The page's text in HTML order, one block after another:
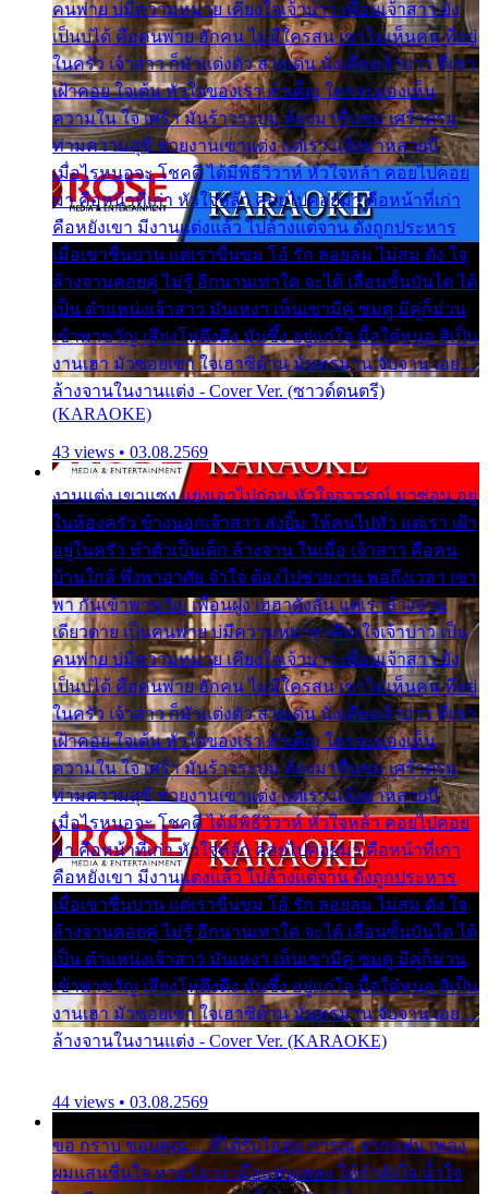
คนพ่าย บ่มีความหมาย เคียงใจเจ้าบ่าว เพื่อนเจ้าสาว ยัง
เป็นบ่ได้ คือคนพ่าย ฮักคน ไม่มีใครสน เขาไม่เห็นคน ที่อยู่
ในครัว เจ้าสาว ก็มัวแต่งตัว สวยเด่น นั่งเคียงเจ้าบ่าว ที่เขา
เฝ้าคอย ใจเต้น หัวใจของเรา ลำเค็ญ ใครจะมองเห็น
ความใน ใจ เศร้า มันร้าวระบม ต้องมาขื่นขม เศร้าตรม
ท่ามความสุขี ช่วยงานเขาแต่ง แต่เรา แล้งมาหลายปี
เมื่อไรหนอจะ โชคดี ได้มีพิธีวิวาห์ หัวใจหล้า คอยไปคอย
มา คือหน้าที่เก่า หัวใจหล้า คอยไปคอยมา คือหน้าที่เก่า
คือหยังเขา มีงานแต่งแล้ว ไปล้างแต่จาน ดั่งถูกประหาร
เมื่อเขาชื่นบาน แต่เราขื่นขม โอ้ รัก ลอยลม ไม่สม ดัง ใจ
ล้างจานคอยคู่ ไม่รู้ อีกนานเท่าใด จะได้ เลื่อนขั้นบันได ได้
เป็น ตำแหน่งเจ้าสาว มันเหงา เห็นเขามีคู่ ซมดู มีคู่ก็ม่วน
เข้าพาขวัญ เสียงโห่ตึงตึง มันซึ้ง อยู่แก่ใจ มื้อใด๋หนอ สิเป็น
งานเฮา มัวซอยเขา ใจเฮาซิด้าน มันทรมาน จับจาน เอย…
ล้างจานในงานแต่ง - Cover Ver. (ซาวด์ดนตรี)
(KARAOKE)
43 views • 03.08.2569
งานแต่ง เขาแซง แย่งเอาไปก่อน หัวใจอาวรณ์ มาซ่อน อยู่
ในห้องครัว ข้างนอกเจ้าสาว ส่งยิ้ม ให้คนไปทั่ว แต่เรา เฝ้า
อยู่ในครัว ทำตัวเป็นเด็ก ล้างจาน ในเมื่อ เจ้าสาว คือคน
บ้านใกล้ พึ่งพาอาศัย จำใจ ต้องไปช่วยงาน พอถึงเวลา เขา
พา กันเข้าพาขวัญ เพื่อนฝูง เฮฮาดังลั่น แต่เราล้างจาน
เดียวดาย เป็นคนพ่าย บ่มีความหมาย เคียงใจเจ้าบ่าว เป็น
คนพ่าย บ่มีความหมาย เคียงใจเจ้าบ่าว เพื่อนเจ้าสาว ยัง
เป็นบ่ได้ คือคนพ่าย ฮักคน ไม่มีใครสน เขาไม่เห็นคน ที่อยู่
ในครัว เจ้าสาว ก็มัวแต่งตัว สวยเด่น นั่งเคียงเจ้าบ่าว ที่เขา
เฝ้าคอย ใจเต้น หัวใจของเรา ลำเค็ญ ใครจะมองเห็น
ความใน ใจ เศร้า มันร้าวระบม ต้องมาขื่นขม เศร้าตรม
ท่ามความสุขี ช่วยงานเขาแต่ง แต่เรา แล้งมาหลายปี
เมื่อไรหนอจะ โชคดี ได้มีพิธีวิวาห์ หัวใจหล้า คอยไปคอย
มา คือหน้าที่เก่า หัวใจหล้า คอยไปคอยมา คือหน้าที่เก่า
คือหยังเขา มีงานแต่งแล้ว ไปล้างแต่จาน ดั่งถูกประหาร
เมื่อเขาชื่นบาน แต่เราขื่นขม โอ้ รัก ลอยลม ไม่สม ดัง ใจ
ล้างจานคอยคู่ ไม่รู้ อีกนานเท่าใด จะได้ เลื่อนขั้นบันได ได้
เป็น ตำแหน่งเจ้าสาว มันเหงา เห็นเขามีคู่ ซมดู มีคู่ก็ม่วน
เข้าพาขวัญ เสียงโห่ตึงตึง มันซึ้ง อยู่แก่ใจ มื้อใด๋หนอ สิเป็น
งานเฮา มัวซอยเขา ใจเฮาซิด้าน มันทรมาน จับจาน เอย…
ล้างจานในงานแต่ง - Cover Ver. (KARAOKE)
44 views • 03.08.2569
ขอ กราบ ขอบคุณ.... ที่ได้รับไออุ่น การุณ จากแฟน เพลง
ผมแสนชื่นใจ หายวังเวง เมื่อแฟนเพลง ให้กำลังใจ น้ำใจ